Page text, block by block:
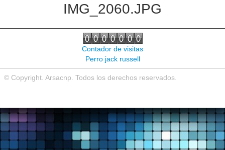
IMG_2060.JPG
Contador de visitas
Perro jack russell
© Copyright. Arsacnp. Todos los derechos reservados.